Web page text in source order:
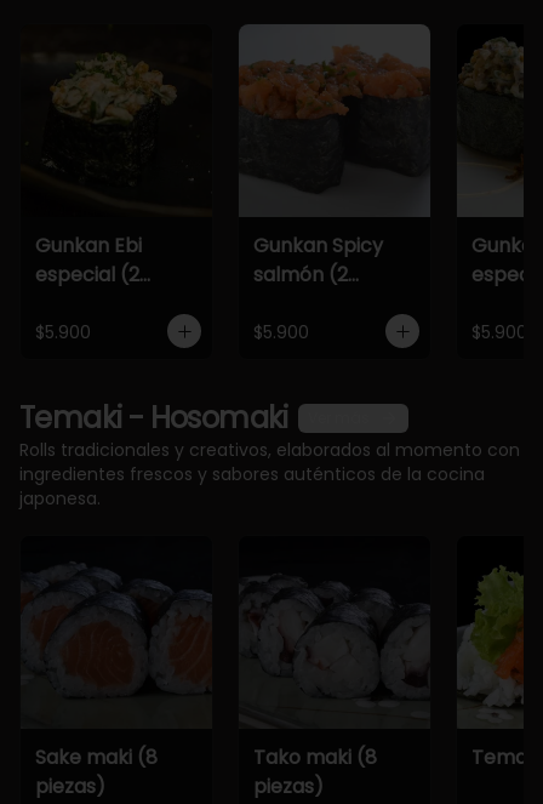
Gunkan Ebi
especial (2
$5.900
Gunkan Spicy
salmón (2
$5.900 $5.900
Temaki - Hosomaki
Rolls tradicionales y creativos, elaborados al momento con
ingredientes frescos y sabores auténticos de la cocina
japonesa.
Sake maki (8
piezas)
Tako maki (8
piezas)